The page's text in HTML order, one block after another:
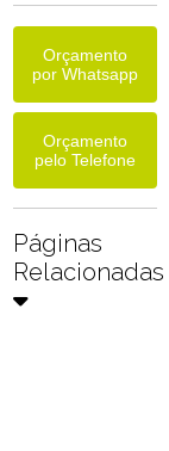
Orçamento
por Whatsapp
Orçamento
pelo Telefone
Páginas
Relacionadas